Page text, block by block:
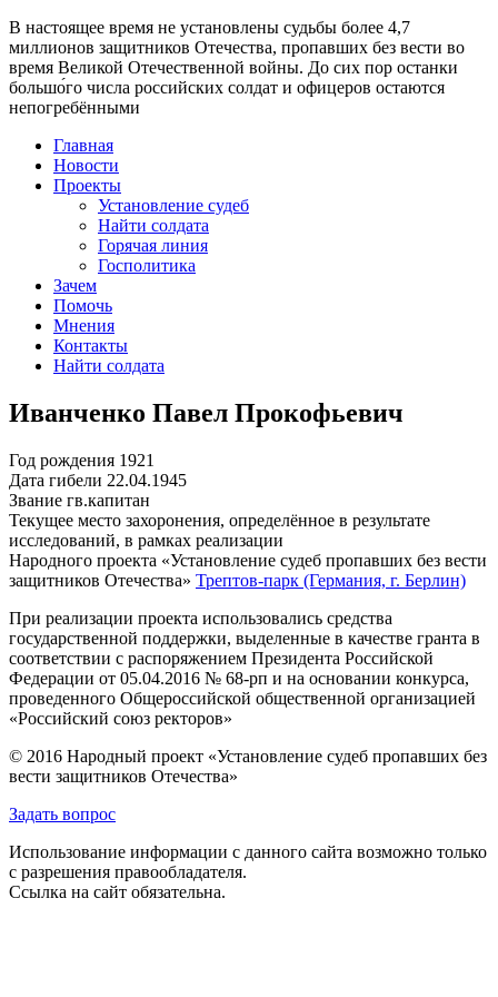
В настоящее время не установлены судьбы более 4,7
миллионов защитников Отечества, пропавших без вести во
время Великой Отечественной войны. До сих пор останки
большо́го числа российских солдат и офицеров остаются
непогребёнными
Главная
Новости
Проекты
Установление судеб
Найти солдата
Горячая линия
Госполитика
Зачем
Помочь
Мнения
Контакты
Найти солдата
Иванченко Павел Прокофьевич
Год рождения 1921
Дата гибели 22.04.1945
Звание гв.капитан
Текущее место захоронения, определённое в результате
исследований, в рамках реализации
Народного проекта «Установление судеб пропавших без вести
защитников Отечества» Трептов-парк (Германия, г. Берлин)
При реализации проекта использовались средства
государственной поддержки, выделенные в качестве гранта в
соответствии с распоряжением Президента Российской
Федерации от 05.04.2016 № 68-рп и на основании конкурса,
проведенного Общероссийской общественной организацией
«Российский союз ректоров»
© 2016 Народный проект «Установление судеб пропавших без
вести защитников Отечества»
Задать вопрос
Использование информации с данного сайта возможно только
с разрешения правообладателя.
Ссылка на сайт обязательна.